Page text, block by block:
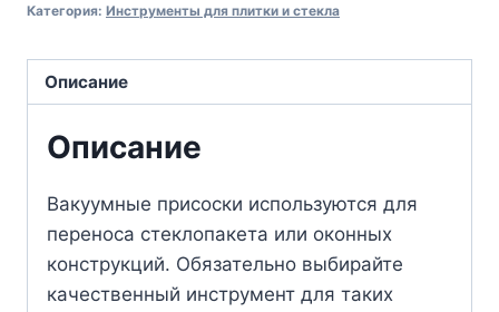
Категория: Инструменты для плитки и стекла
Описание
Описание
Вакуумные присоски используются для
переноса стеклопакета или оконных
конструкций. Обязательно выбирайте
качественный инструмент для таких